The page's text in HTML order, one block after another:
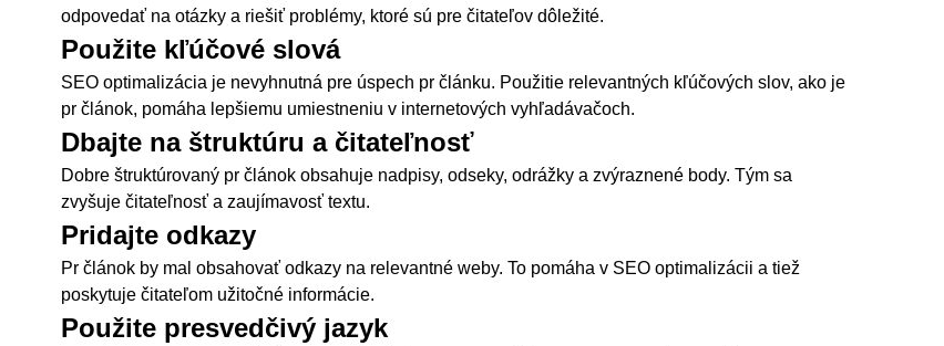
odpovedať na otázky a riešiť problémy, ktoré sú pre čitateľov dôležité.
Použite kľúčové slová
SEO optimalizácia je nevyhnutná pre úspech pr článku. Použitie relevantných kľúčových slov, ako je
pr článok, pomáha lepšiemu umiestneniu v internetových vyhľadávačoch.
Dbajte na štruktúru a čitateľnosť
Dobre štruktúrovaný pr článok obsahuje nadpisy, odseky, odrážky a zvýraznené body. Tým sa
zvyšuje čitateľnosť a zaujímavosť textu.
Pridajte odkazy
Pr článok by mal obsahovať odkazy na relevantné weby. To pomáha v SEO optimalizácii a tiež
poskytuje čitateľom užitočné informácie.
Použite presvedčivý jazyk